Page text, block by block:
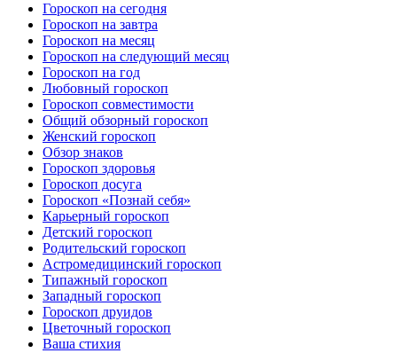
Гороскоп на сегодня
Гороскоп на завтра
Гороскоп на месяц
Гороскоп на следующий месяц
Гороскоп на год
Любовный гороскоп
Гороскоп совместимости
Общий обзорный гороскоп
Женский гороскоп
Обзор знаков
Гороскоп здоровья
Гороскоп досуга
Гороскоп «Познай себя»
Карьерный гороскоп
Детский гороскоп
Родительский гороскоп
Астромедицинский гороскоп
Типажный гороскоп
Западный гороскоп
Гороскоп друидов
Цветочный гороскоп
Ваша стихия